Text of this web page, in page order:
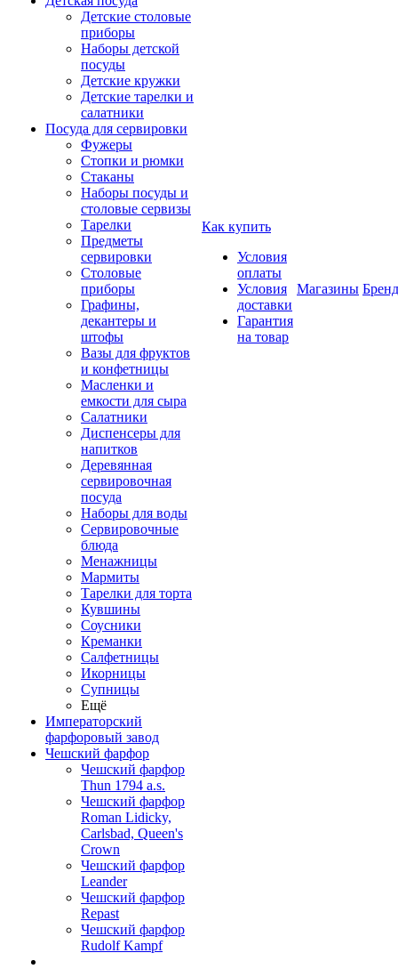
Детские столовые
приборы
Наборы детской
посуды
Детские кружки
Детские тарелки и
салатники
Посуда для сервировки
Фужеры
Стопки и рюмки
Стаканы
Наборы посуды и
столовые сервизы
Тарелки
Предметы
сервировки
Столовые
приборы
Графины,
декантеры и
штофы
Вазы для фруктов
и конфетницы
Масленки и
емкости для сыра
Салатники
Диспенсеры для
напитков
Деревянная
сервировочная
посуда
Наборы для воды
Сервировочные
блюда
Менажницы
Мармиты
Тарелки для торта
Кувшины
Соусники
Креманки
Салфетницы
Икорницы
Супницы
Ещё
Императорский
фарфоровый завод
Чешский фарфор
Чешский фарфор
Thun 1794 a.s.
Чешский фарфор
Roman Lidicky,
Carlsbad, Queen's
Crown
Чешский фарфор
Leander
Чешский фарфор
Repast
Чешский фарфор
Rudolf Kampf
Как купить
Условия
оплаты
Условия
доставки
Гарантия
на товар
Магазины